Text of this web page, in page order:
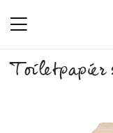
Toiletpapier